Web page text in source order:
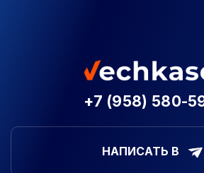
+7 (958) 580-
НАПИСАТЬ В